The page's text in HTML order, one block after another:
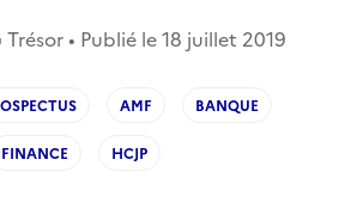
• Publié le18 juillet 2019
AMF BANQUE
FINANCE HCJP